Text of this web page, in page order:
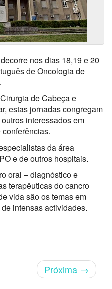
nos dias 18,19 e 20
de Oncologia de
de Cabeça e
estas jornadas congregam
interessados em
da área
e de outros hospitais.
oral – diagnóstico e
terapêuticas do cancro
vida são os temas em
intensas actividades.
Próxima →